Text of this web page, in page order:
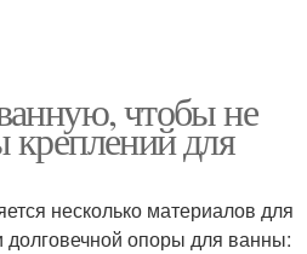
чтобы не
для
несколько материалов для
долговечной опоры для ванны: